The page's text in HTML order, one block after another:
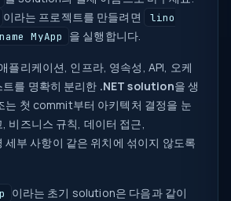
이라는 프로젝트를 만들려면
lino
MyApp
을 실행합니다.
플리케이션, 인프라, 영속성, API, 오케
를 명확히 분리한 .NET solution을 생
는 첫 commit부터 아키텍처 결정을 눈
비즈니스 규칙, 데이터 접근,
부 사항이 같은 위치에 섞이지 않도록
이라는 초기 solution은 다음과 같이